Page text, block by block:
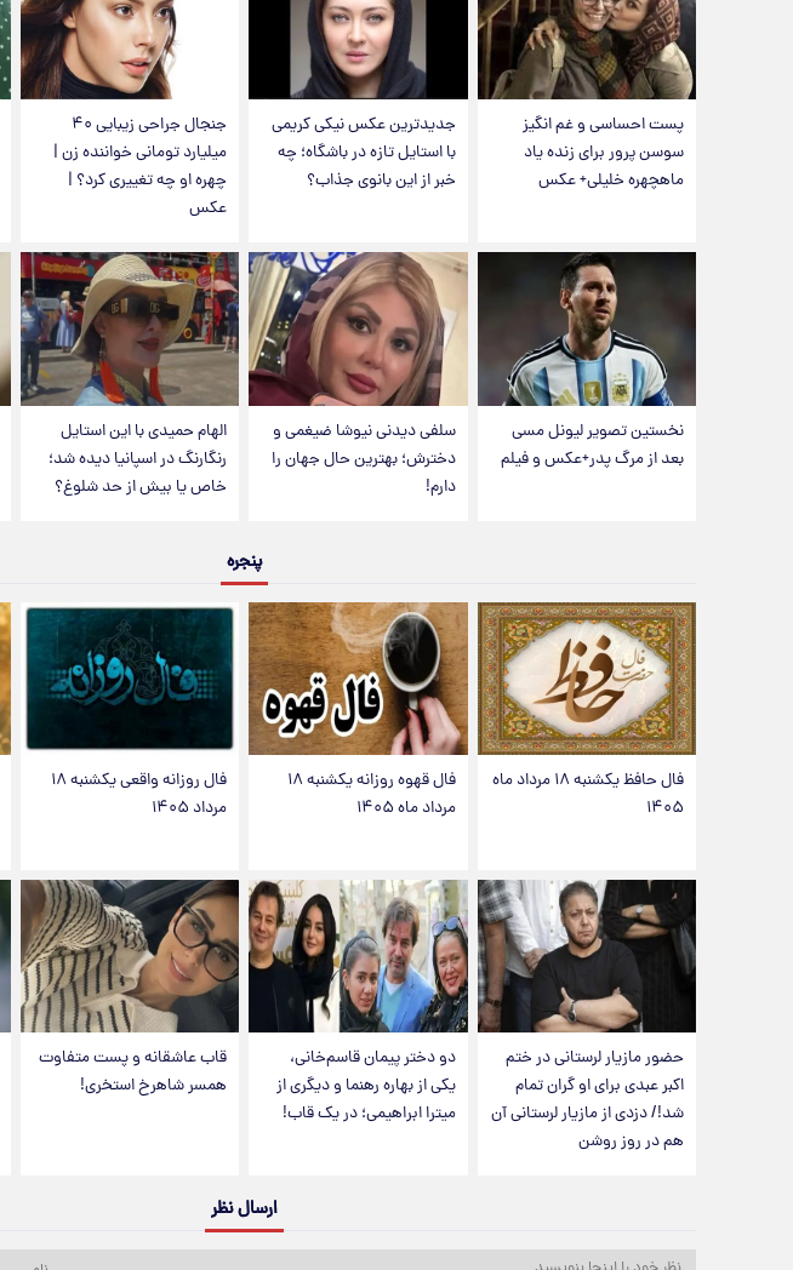
پست احساسی و غم انگیز
سوسن پرور برای زنده یاد
ماهچهره خلیلی+ عکس
جدیدترین عکس نیکی کریمی
با استایل تازه در باشگاه؛ چه
خبر از این بانوی جذاب؟
جنجال جراحی زیبایی ۴۰
میلیارد تومانی خواننده زن |
چهره او چه تغییری کرد؟ |
عکس
نخستین تصویر لیونل مسی
بعد از مرگ پدر+عکس و فیلم
سلفی دیدنی نیوشا ضیغمی و
دخترش؛ بهترین حال جهان را
دارم!
الهام حمیدی با این استایل
رنگارنگ در اسپانیا دیده شد؛
خاص یا بیش از حد شلوغ؟
پنجره
فال حافظ یکشنبه ۱۸ مرداد ماه
۱۴۰۵
فال قهوه روزانه یکشنبه ۱۸
مرداد ماه ۱۴۰۵
فال روزانه واقعی یکشنبه ۱۸
مرداد ۱۴۰۵
حضور مازیار لرستانی در ختم
اکبر عبدی برای او گران تمام
شد!/ دزدی از مازیار لرستانی آن
هم در روز روشن
دو دختر پیمان قاسم‌خانی،
یکی از بهاره رهنما و دیگری از
میترا ابراهیمی؛ در یک قاب!
قاب عاشقانه و پست متفاوت
همسر شاهرخ استخری!
ارسال نظر